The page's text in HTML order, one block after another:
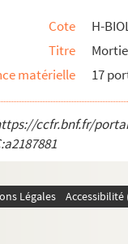
Cote
H-
Titre
matérielle
17
ccfr.bnf.fr/
Légales